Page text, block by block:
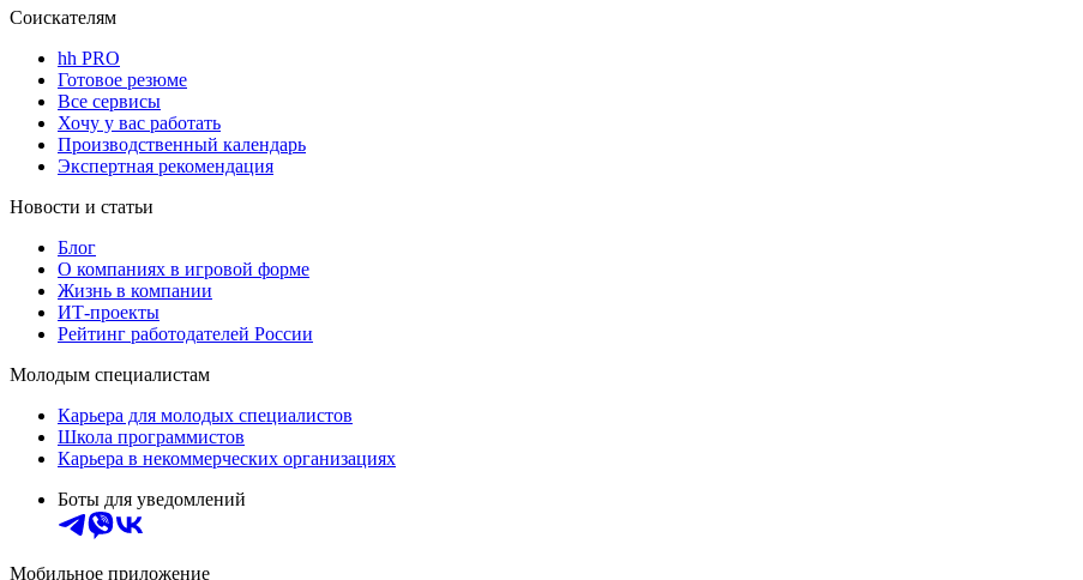
Соискателям
hh PRO
Готовое резюме
Все сервисы
Хочу у вас работать
Производственный календарь
Экспертная рекомендация
Новости и статьи
Блог
О компаниях в игровой форме
Жизнь в компании
ИТ-проекты
Рейтинг работодателей России
Молодым специалистам
Карьера для молодых специалистов
Школа программистов
Карьера в некоммерческих организациях
Боты для уведомлений
Мобильное приложение